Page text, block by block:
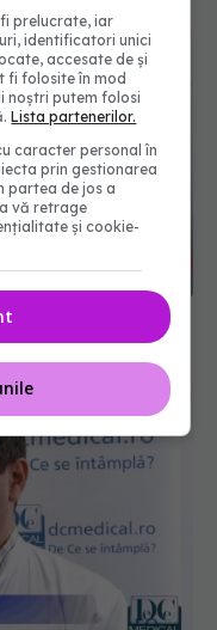
Poate
în creier
prelucrate, iar
identificatori unici
accesate de și
fi folosite în mod
noștri putem folosi
Lista partenerilor.
caracter personal în
prin gestionarea
partea de jos a
vă retrage
și cookie-